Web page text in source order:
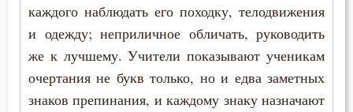
Порок
Последние времена
каждого наблюдать его походку, телодвижения
и одежду; неприличное обличать, руководить
же к лучшему. Учители показывают ученикам
очертания не букв только, но и едва заметных
знаков препинания, и каждому знаку назначают